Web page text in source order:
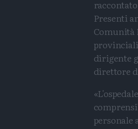
Presenti
Comunità
provinciali
dirigente
direttore
personale